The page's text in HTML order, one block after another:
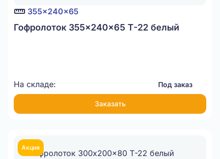
355x240x65
Гофролоток 355x240x65 Т-22 белый
На складе: Под заказ
Заказать
Акция